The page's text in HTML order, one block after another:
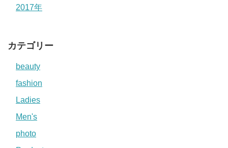
2017年
カテゴリー
beauty
fashion
Ladies
Men's
photo